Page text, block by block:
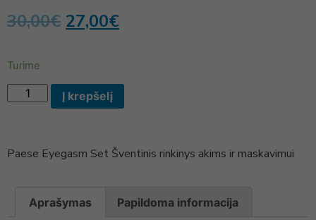
30,00€ 27,00€
Turime
Į krepšelį
Paese Eyegasm Set Šventinis rinkinys akims ir maskavimui
Aprašymas Papildoma informacija